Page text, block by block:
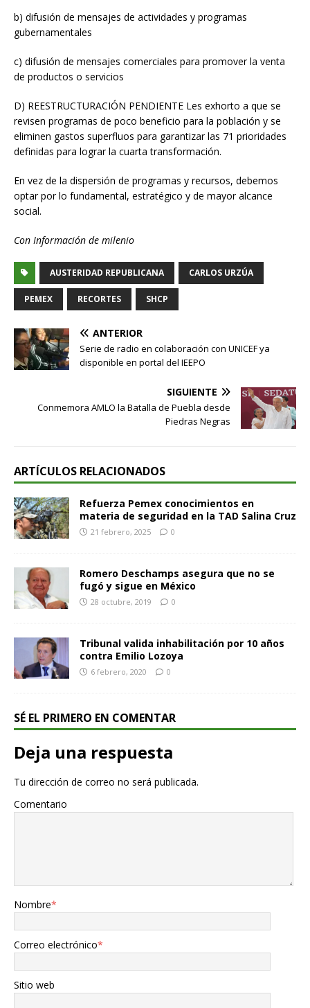
b) difusión de mensajes de actividades y programas
gubernamentales
c) difusión de mensajes comerciales para promover la venta
de productos o servicios
D) REESTRUCTURACIÓN PENDIENTE Les exhorto a que se
revisen programas de poco beneficio para la población y se
eliminen gastos superfluos para garantizar las 71 prioridades
definidas para lograr la cuarta transformación.
En vez de la dispersión de programas y recursos, debemos
optar por lo fundamental, estratégico y de mayor alcance
social.
Con Información de milenio
AUSTERIDAD REPUBLICANA CARLOS URZÚA
PEMEX RECORTES SHCP
ANTERIOR
Serie de radio en colaboración con UNICEF ya
disponible en portal del IEEPO
SIGUIENTE
Conmemora AMLO la Batalla de Puebla desde
Piedras Negras
ARTÍCULOS RELACIONADOS
Refuerza Pemex conocimientos en
materia de seguridad en la TAD Salina Cruz
21 febrero, 2025 0
Romero Deschamps asegura que no se
fugó y sigue en México
28 octubre, 2019 0
Tribunal valida inhabilitación por 10 años
contra Emilio Lozoya
6 febrero, 2020 0
SÉ EL PRIMERO EN COMENTAR
Deja una respuesta
Tu dirección de correo no será publicada.
Comentario
Nombre*
Correo electrónico*
Sitio web